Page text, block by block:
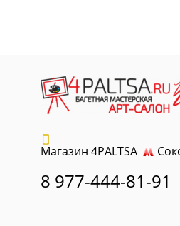
Магазин 4PALTSA
8 977-444-81-91